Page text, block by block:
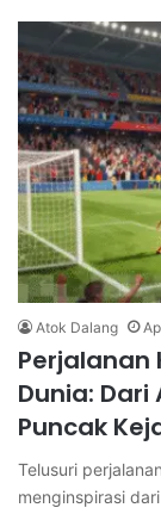
Atok Dalang
Perjalanan
Dunia: Dari
Puncak
Telusuri
menginspirasi